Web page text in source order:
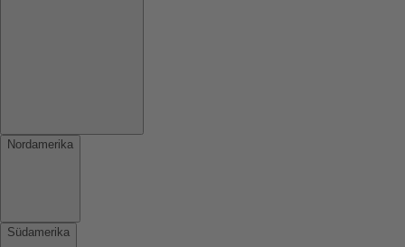
Nordamerika
Südamerika